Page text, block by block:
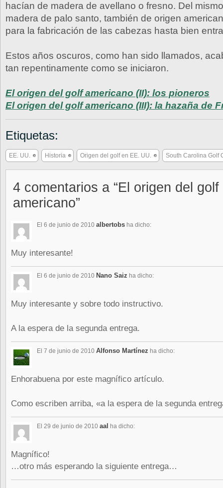
hacían de madera de avellano o fresno. Del
madera de palo santo, también de origen
para la fabricación de las cabezas hasta bien
Estos años oscuros, como han sido llamados,
tan repentinamente como se iniciaron.
El origen del golf americano (II): los pioneros
El origen del golf americano (III): la hazaña de
Etiquetas:
EE. UU. Historia Origen del golf en EE. UU. South Carolina Golf
4 comentarios a “El origen del golf
americano”
El 6 de junio de 2010 albertobs ha dicho:
Muy interesante!
El 6 de junio de 2010 Nano Saiz ha dicho:
Muy interesante y sobre todo instructivo.
A la espera de la segunda entrega.
El 7 de junio de 2010 Alfonso Martínez ha dicho:
Enhorabuena por este magnífico artículo.
Como escriben arriba, «a la espera de la segunda
El 29 de junio de 2010 aal ha dicho:
Magnífico!
…otro más esperando la siguiente entrega…